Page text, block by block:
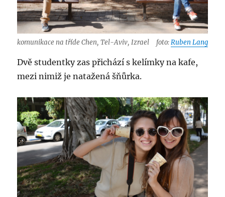
komunikace na tříde Chen, Tel-Aviv, Izrael foto:Ruben Lang
Dvě studentky zas přichází s kelímky na kafe,
mezi nimiž je natažená šňůrka.